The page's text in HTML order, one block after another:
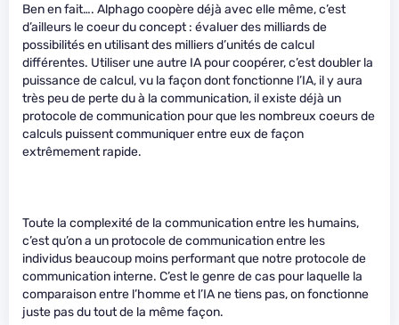
Ben en fait…. Alphago coopère déjà avec elle même, c’est
d’ailleurs le coeur du concept : évaluer des milliards de
possibilités en utilisant des milliers d’unités de calcul
différentes. Utiliser une autre IA pour coopérer, c’est doubler la
puissance de calcul, vu la façon dont fonctionne l’IA, il y aura
très peu de perte du à la communication, il existe déjà un
protocole de communication pour que les nombreux coeurs de
calculs puissent communiquer entre eux de façon
extrêmement rapide.
Toute la complexité de la communication entre les humains,
c’est qu’on a un protocole de communication entre les
individus beaucoup moins performant que notre protocole de
communication interne. C’est le genre de cas pour laquelle la
comparaison entre l’homme et l’IA ne tiens pas, on fonctionne
juste pas du tout de la même façon.